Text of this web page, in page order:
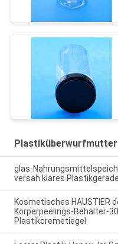
glas-
versah klares
Kosmetisches HAUSTIER
Körperpeelings-Behälter-
Plastikcremetiegel